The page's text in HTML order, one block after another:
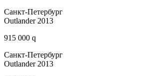
Санкт-Петербург
Outlander 2013
915 000 q
Санкт-Петербург
Outlander 2013